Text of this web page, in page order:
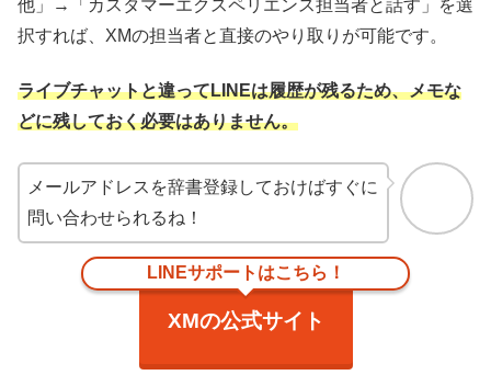
他」→「カスタマーエクスペリエンス担当者と話す」を選
択すれば、XMの担当者と直接のやり取りが可能です。
ライブチャットと違ってLINEは履歴が残るため、メモな
どに残しておく必要はありません。
メールアドレスを辞書登録しておけばすぐに
問い合わせられるね！
LINEサポートはこちら！
XMの公式サイト